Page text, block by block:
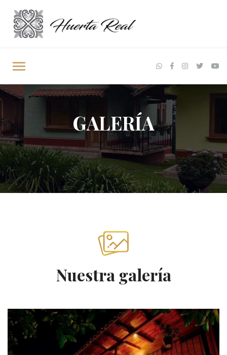
GALERÍA
Nuestra galería